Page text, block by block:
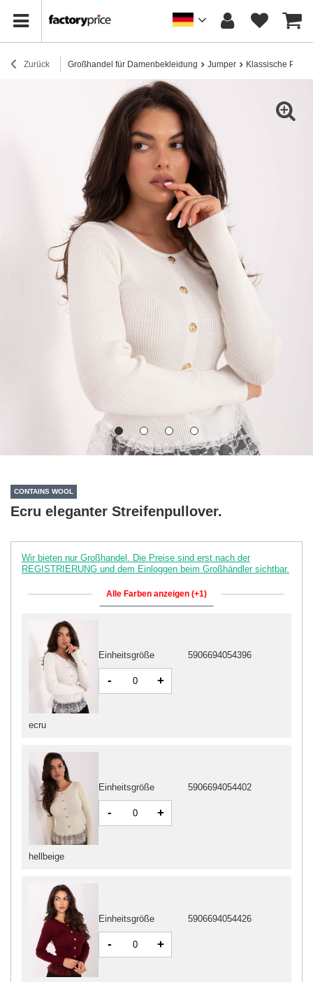
Zurück Großhandel für Damenbekleidung Jumper Klassische
CONTAINS WOOL
Ecru eleganter Streifenpullover.
Wir bieten nur Großhandel. Die Preise sind erst nach der
REGISTRIERUNG und dem Einloggen beim Großhändler sichtbar.
Alle Farben anzeigen (+1)
ecru
Einheitsgröße 5906694054396
- +
hellbeige
Einheitsgröße 5906694054402
- +
Einheitsgröße 5906694054426
- +